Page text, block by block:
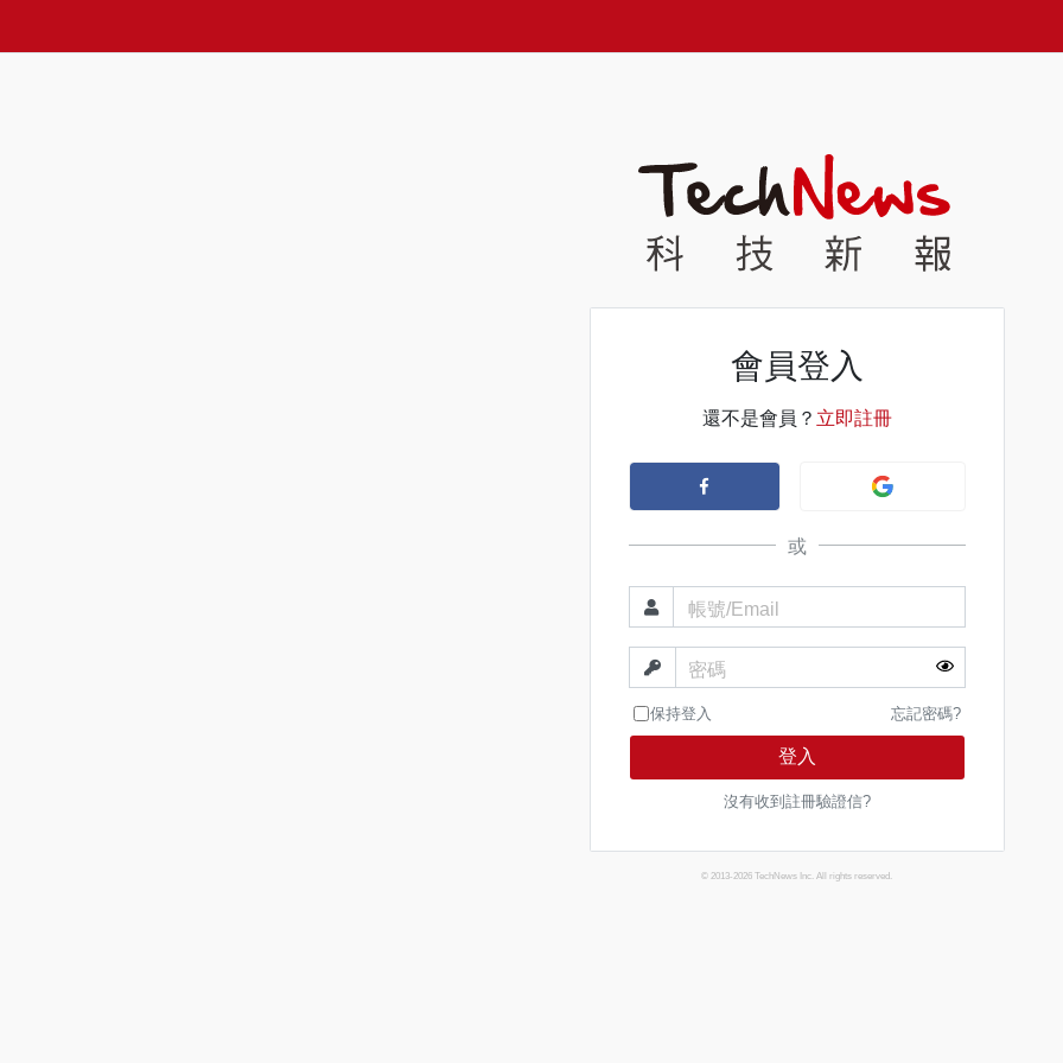
會員登入
還不是會員？ 立即註冊
或
帳號/Email
密碼
保持登入 忘記密碼?
登入
沒有收到註冊驗證信?
© 2013-2026 TechNews Inc. All rights reserved.